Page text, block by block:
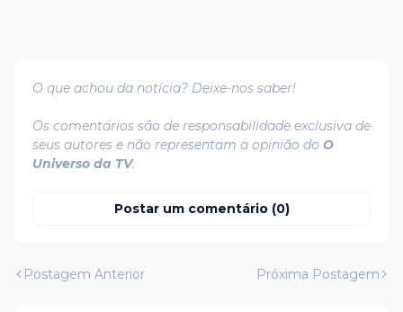
O que achou da notícia? Deixe-nos saber!
Os comentários são de responsabilidade exclusiva de
seus autores e não representam a opinião do O
Universo da TV.
Postar um comentário (0)
Postagem Anterior Próxima Postagem